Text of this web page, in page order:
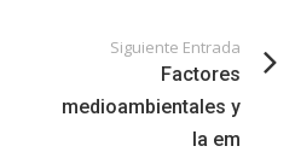
Siguiente Entrada
Factores
medioambientales y
la em